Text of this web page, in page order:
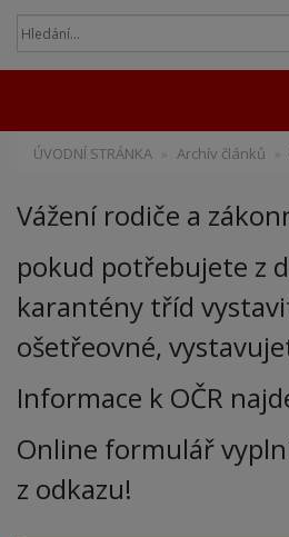
ÚVODNÍ STRÁNKA Archív článků
Vážení rodiče a
pokud potřebujete z
karantény tříd
ošetřeovné,
Informace k OČR
Online formulář
z odkazu!